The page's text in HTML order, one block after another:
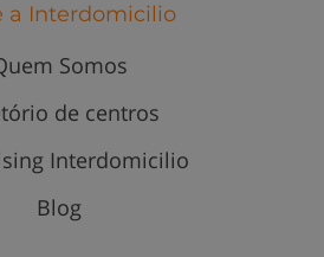
a Interdomicilio
Somos
de centros
Interdomicilio
Blog